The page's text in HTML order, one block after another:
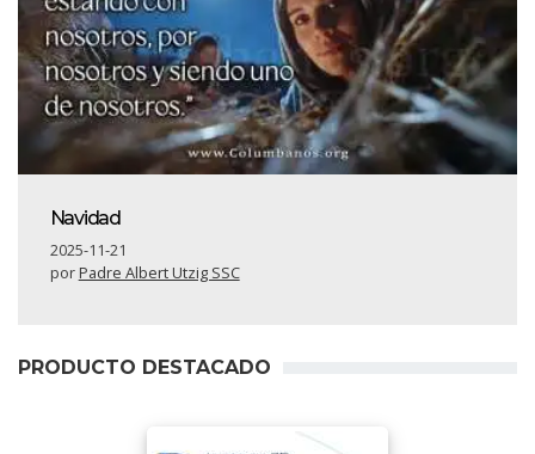
Navidad
2025-11-21
porPadre Albert Utzig SSC
PRODUCTO DESTACADO